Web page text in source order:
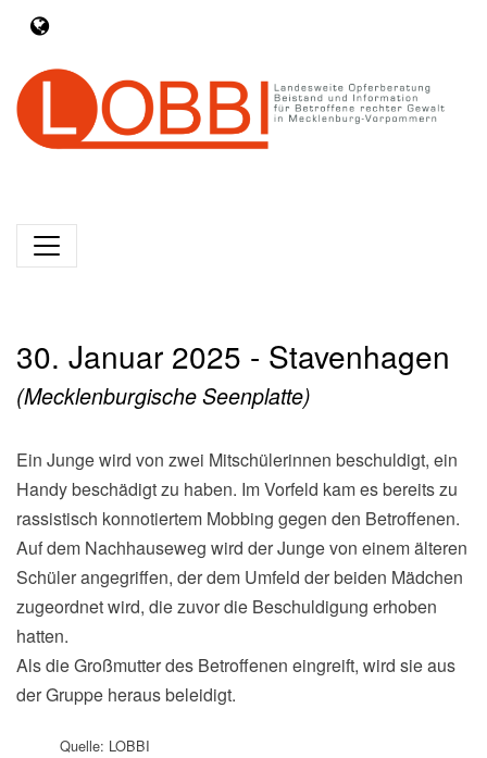
30. Januar 2025 - Stavenhagen
(Mecklenburgische Seenplatte)
Ein Junge wird von zwei Mitschülerinnen beschuldigt, ein
Handy beschädigt zu haben. Im Vorfeld kam es bereits zu
rassistisch konnotiertem Mobbing gegen den Betroffenen.
Auf dem Nachhauseweg wird der Junge von einem älteren
Schüler angegriffen, der dem Umfeld der beiden Mädchen
zugeordnet wird, die zuvor die Beschuldigung erhoben
hatten.
Als die Großmutter des Betroffenen eingreift, wird sie aus
der Gruppe heraus beleidigt.
Quelle: LOBBI